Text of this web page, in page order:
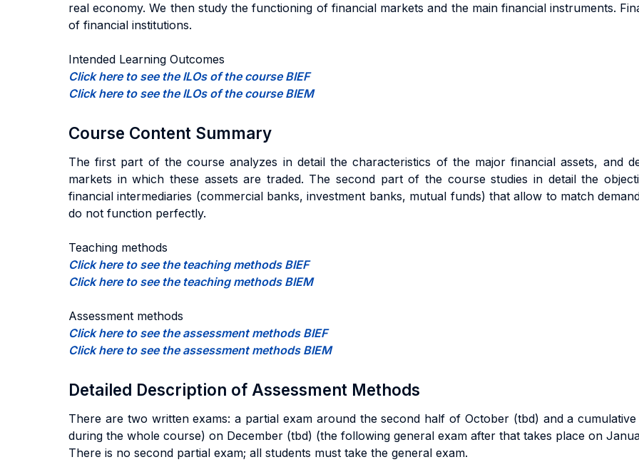
real economy. We then study the functioning of financial markets and the main financial instruments.
of financial institutions.
Intended Learning Outcomes
Click here to see the ILOs of the course BIEF
Click here to see the ILOs of the course BIEM
Course Content Summary
The first part of the course analyzes in detail the characteristics of the major financial assets, and
markets in which these assets are traded. The second part of the course studies in detail the
financial intermediaries (commercial banks, investment banks, mutual funds) that allow to match
do not function perfectly.
Teaching methods
Click here to see the teaching methods BIEF
Click here to see the teaching methods BIEM
Assessment methods
Click here to see the assessment methods BIEF
Click here to see the assessment methods BIEM
Detailed Description of Assessment Methods
There are two written exams: a partial exam around the second half of October (tbd) and a
during the whole course) on December (tbd) (the following general exam after that takes place on
There is no second partial exam; all students must take the general exam.